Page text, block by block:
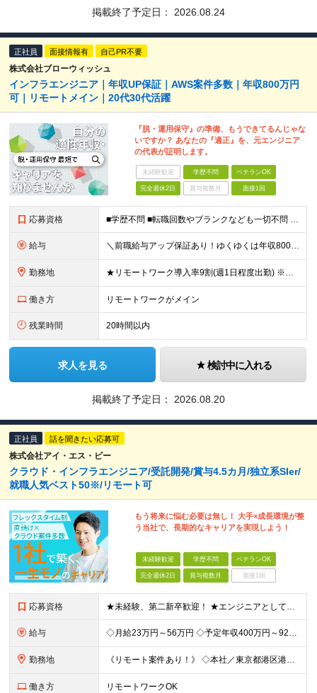
掲載終了予定日： 2026.08.24
正社員 面接情報有 自己PR不要
株式会社ブローウィッシュ
インフラエンジニア｜年収UP保証｜AWS案件多数｜年収800万円
可｜リモートメイン｜20代30代活躍
『脱・運用保守』の準備、もうできてるんじゃな
いですか？ あなたの『適正』を、元エンジニア
の代表が証明します。
未経験歓迎 学歴不問 ベテランOK
完全週休2日 賞与複数月 面接1回
応募資格 ■学歴不問 ■転職回数やブランクなども一切不問 ■インフラエンジニアとしての経験をお持ちの方(目安2年以上）
給与 ＼前職給与アップ保証あり！ゆくゆくは年収800万以上も可能／ ■設計・構築のご経験がある方 月給45万円～＋インセンティブ 入社後、年収が300万円と大幅にアップした事例もございます！ 前職と同等
勤務地 ★リモートワーク導入率9割(週1日程度出勤) ※出社が伴う場合は東京23区・横浜を中心としたクライアント先になります。 ※配属先は希望を考慮します。 【本社】 東京都千代田区神田須田町1-3-33
働き方 リモートワークがメイン
残業時間 20時間以内
求人を見る 検討中に入れる
掲載終了予定日： 2026.08.20
正社員 話を聞きたい応募可
株式会社アイ・エス・ビー
クラウド・インフラエンジニア/受託開発/賞与4.5カ月/独立系SIer/
就職人気ベスト50※/リモート可
もう将来に悩む必要は無し！ 大手×成長環境が整
う当社で、長期的なキャリアを実現しよう！
未経験歓迎 学歴不問 ベテランOK
完全週休2日 賞与複数月 面接1回
応募資格 ★未経験、第二新卒歓迎！ ★エンジニアとしてキャリアを構築したい方大歓迎！ ★リーダー・マネジメント志向をお持ちの方大歓迎！ 《上流工程へのステップアップを目指す方歓迎》 「構築・運用保守・監視経験
給与 ◇月給23万円～56万円 ◇予定年収400万円～925万円 ※残業代全額支給 ※試用期間4カ月 （給与・待遇・雇用形態に差異無し） ◇通勤手当：上限50,000円／月 ◇子育て手当：8,500円（1
勤務地 《リモート案件あり！》 ◇本社／東京都港区港南2-16-3 品川グランドセントラルタワー ◇各事業所／東京、静岡、山梨、大阪、宮城、愛知 ※案件によっては客先勤務の可能性あり ※(変更の範囲)上記
働き方 リモートワークOK